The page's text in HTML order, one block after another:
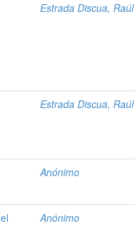
Estrada Discua, Raúl
Estrada Discua, Raúl
Anónimo
Anónimo